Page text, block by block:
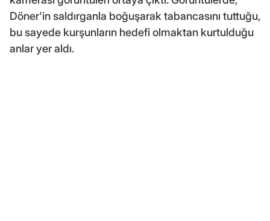
Döner'in saldırganla boğuşarak tabancasını tuttuğu,
bu sayede kurşunların hedefi olmaktan kurtulduğu
anlar yer aldı.